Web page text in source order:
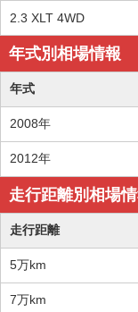
2.3 XLT 4WD
年式別相場情報
年式
2008年
2012年
走行距離別相場
走行距離
5万km
7万km